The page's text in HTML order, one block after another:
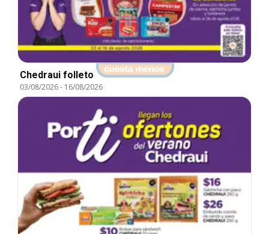
Chedraui folleto
03/08/2026- 16/08/2026